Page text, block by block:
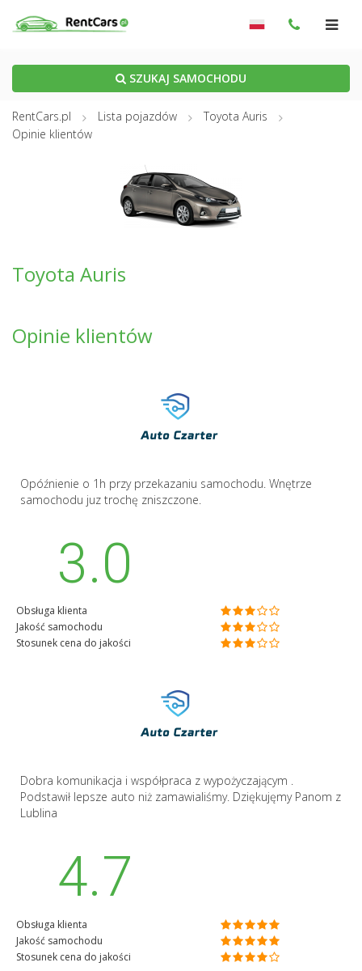
SZUKAJ SAMOCHODU
RentCars.pl Lista pojazdów
Toyota Auris
Opinie klientów
Toyota Auris
Opinie klientów
Opóźnienie o 1h przy przekazaniu samochodu. Wnętrze
samochodu juz trochę zniszczone.
3.0
Obsługa klienta
Jakość samochodu
Stosunek cena do jakości
Dobra komunikacja i współpraca z wypożyczającym .
Podstawił lepsze auto niż zamawialiśmy. Dziękujęmy Panom z
Lublina
4.7
Obsługa klienta
Jakość samochodu
Stosunek cena do jakości